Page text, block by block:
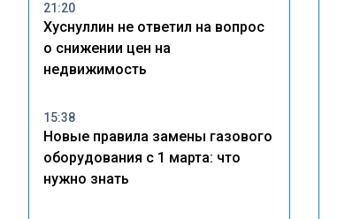
21:20
Хуснуллин не ответил на вопрос
о снижении цен на
недвижимость
15:38
Новые правила замены газового
оборудования с 1 марта: что
нужно знать